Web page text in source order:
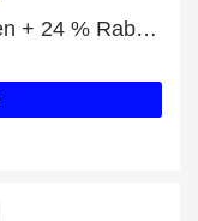
10% Rabatt auf alle Bestellungen + 24 % Rabatt auf ROTE BLUSEN